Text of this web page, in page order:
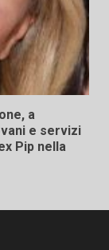
a
e servizi
Pip nella